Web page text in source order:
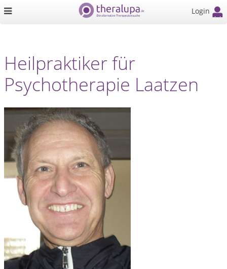
Login
Heilpraktiker für
Psychotherapie Laatzen